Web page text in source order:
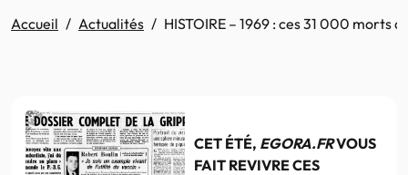
Accueil Actualités HISTOIRE – 1969 : ces 31 000 morts
CET ÉTÉ, EGORA.FRVOUS
FAIT REVIVRE CES